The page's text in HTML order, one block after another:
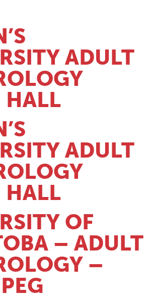
ADULT
HALL
ADULT
HALL
OF
– ADULT
–